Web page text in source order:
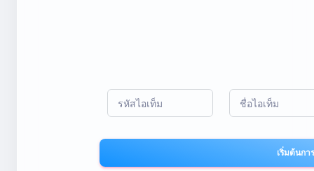
รหัสไอเท็ม ชื่อไอเท็ม
เริ่มต้นก